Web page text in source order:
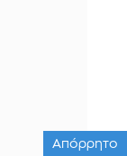
Απόρρητο